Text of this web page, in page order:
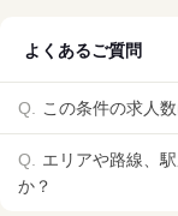
よくあるご質問
この条件の求人
エリアや路線、
か？